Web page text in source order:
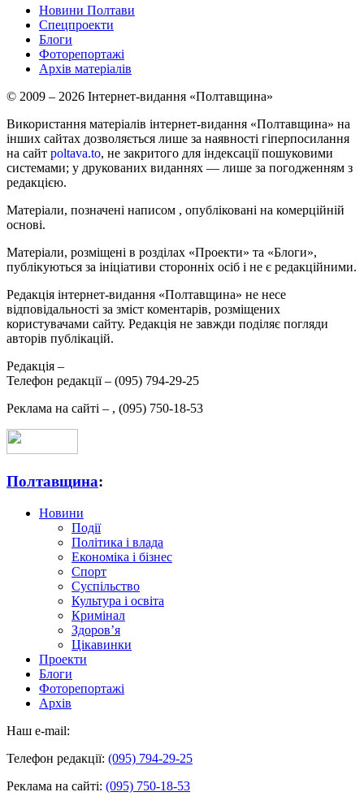
Новини Полтави
Спецпроекти
Блоги
Фоторепортажі
Архів матеріалів
© 2009 – 2026 Інтернет-видання «Полтавщина»
Використання матеріалів інтернет-видання «Полтавщина» на
інших сайтах дозволяється лише за наявності гіперпосилання
на сайт poltava.to, не закритого для індексації пошуковими
системами; у друкованих виданнях — лише за погодженням з
редакцією.
Матеріали, позначені написом , опубліковані на комерційній
основі.
Матеріали, розміщені в розділах «Проекти» та «Блоги»,
публікуються за ініціативи сторонніх осіб і не є редакційними.
Редакція інтернет-видання «Полтавщина» не несе
відповідальності за зміст коментарів, розміщених
користувачами сайту. Редакція не завжди поділяє погляди
авторів публікацій.
Редакція –
Телефон редакції – (095) 794-29-25
Реклама на сайті – , (095) 750-18-53
Полтавщина:
Новини
Події
Політика і влада
Економіка і бізнес
Спорт
Суспільство
Культура і освіта
Кримінал
Здоров’я
Цікавинки
Проекти
Блоги
Фоторепортажі
Архів
Наш e-mail:
Телефон редакції: (095) 794-29-25
Реклама на сайті: (095) 750-18-53